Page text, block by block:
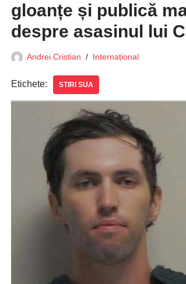
gloanțe și publică
despre asasinul lui
Andrei Cristian Internațional
Etichete: STIRI SUA